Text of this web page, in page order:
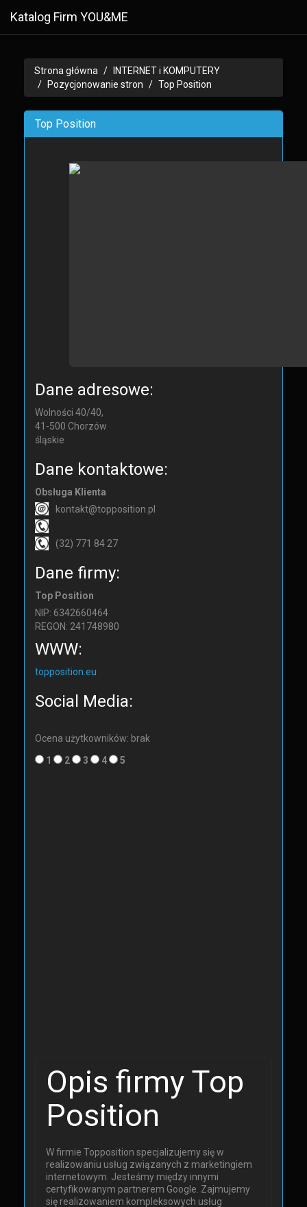
Katalog Firm YOU&ME
Strona główna
INTERNET i KOMPUTERY
Pozycjonowanie stron
Top Position
Top Position
Dane adresowe:
Wolności 40/40,
41-500 Chorzów
śląskie
Dane kontaktowe:
Obsługa Klienta
kontakt@topposition.pl
(32) 771 84 27
Dane firmy:
Top Position
NIP: 6342660464
REGON: 241748980
WWW:
topposition.eu
Social Media:
Ocena użytkowników: brak
1
2 3 4 5
Opis firmy Top
Position
W firmie Topposition specjalizujemy się w
realizowaniu usług związanych z marketingiem
internetowym. Jesteśmy między innymi
certyfikowanym partnerem Google. Zajmujemy
się realizowaniem kompleksowych usług